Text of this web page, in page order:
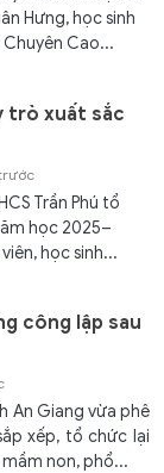
Hưng, học sinh
Chuyên Cao...
trò xuất sắc
Trần Phú tổ
học 2025–
học sinh...
công lập sau
An Giang vừa phê
xếp, tổ chức lại
non, phổ...